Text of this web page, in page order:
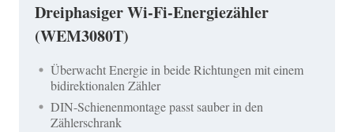
Dreiphasiger Wi-Fi-Energiezähler
(WEM3080T)
Überwacht Energie in beide Richtungen mit einem
bidirektionalen Zähler
DIN-Schienenmontage passt sauber in den
Zählerschrank